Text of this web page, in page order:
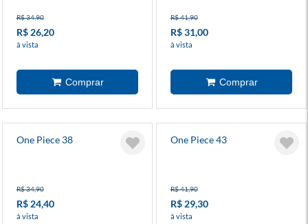
R$ 34,90
R$ 26,20
à vista
R$ 41,90
R$ 31,00
à vista
One Piece 38
R$ 34,90
R$ 24,40
à vista
One Piece 43
R$ 41,90
R$ 29,30
à vista